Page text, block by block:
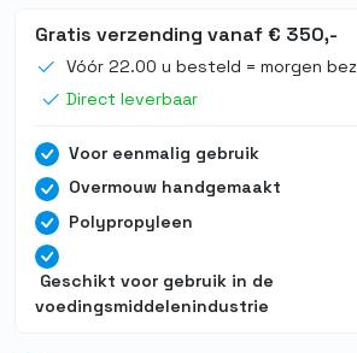
Gratis verzending vanaf € 350,-
Vóór 22.00 u besteld = morgen
Direct leverbaar
Voor eenmalig gebruik
Overmouw handgemaakt
Polypropyleen
Geschikt voor gebruik in de
voedingsmiddelenindustrie